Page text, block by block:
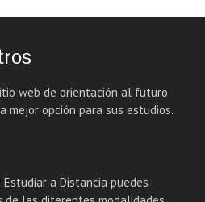
web de orientación al futuro
opción para sus estudios.
a Distancia puedes